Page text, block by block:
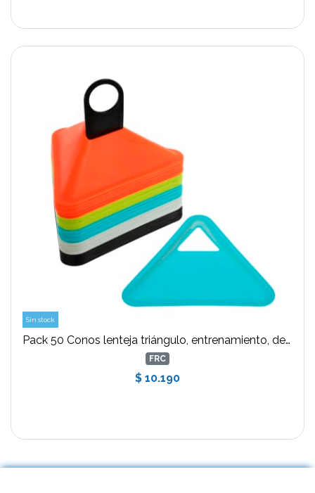
Sin stock
Pack 50 Conos lenteja triángulo, entrenamiento, deportivo
FRC
$ 10.190